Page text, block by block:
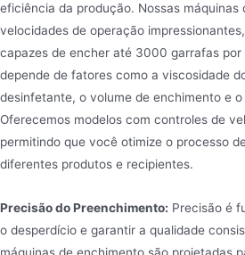
eficiência da produção. Nossas máquinas
velocidades de operação
capazes de encher até 3000 garrafas por
depende de fatores como a viscosidade
desinfetante, o volume de enchimento e
Oferecemos modelos com controles de
permitindo que você otimize o processo
diferentes produtos e recipientes.
Precisão do Preenchimento: Precisão é
o desperdício e garantir a qualidade